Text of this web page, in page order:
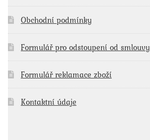
Obchodní podmínky
Formulář pro odstoupení od smlouvy
Formulář reklamace zboží
Kontaktní údaje